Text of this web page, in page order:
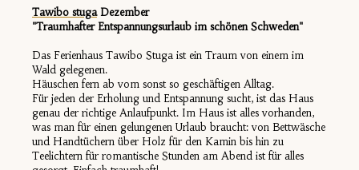
Tawibo stuga Dezember
"Traumhafter Entspannungsurlaub im schönen Schweden"
Das Ferienhaus Tawibo Stuga ist ein Traum von einem im
Wald gelegenen.
Häuschen fern ab vom sonst so geschäftigen Alltag.
Für jeden der Erholung und Entspannung sucht, ist das Haus
genau der richtige Anlaufpunkt. Im Haus ist alles vorhanden,
was man für einen gelungenen Urlaub braucht: von Bettwäsche
und Handtüchern über Holz für den Kamin bis hin zu
Teelichtern für romantische Stunden am Abend ist für alles